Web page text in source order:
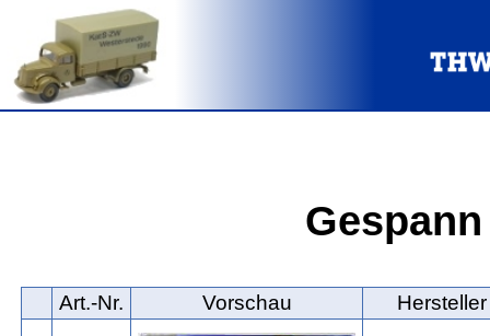
Art.‑Nr. Vorschau Hersteller